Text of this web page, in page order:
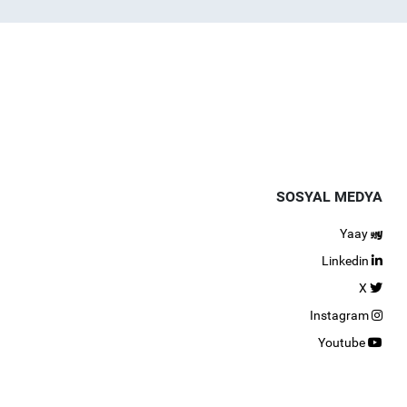
SOSYAL MEDYA
Yaay
Linkedin
X
Instagram
Youtube